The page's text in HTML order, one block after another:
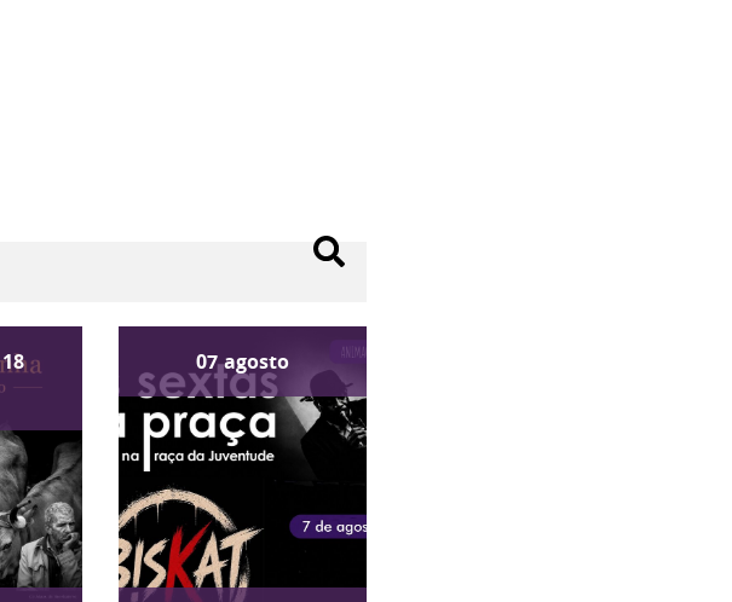
18
07 agosto